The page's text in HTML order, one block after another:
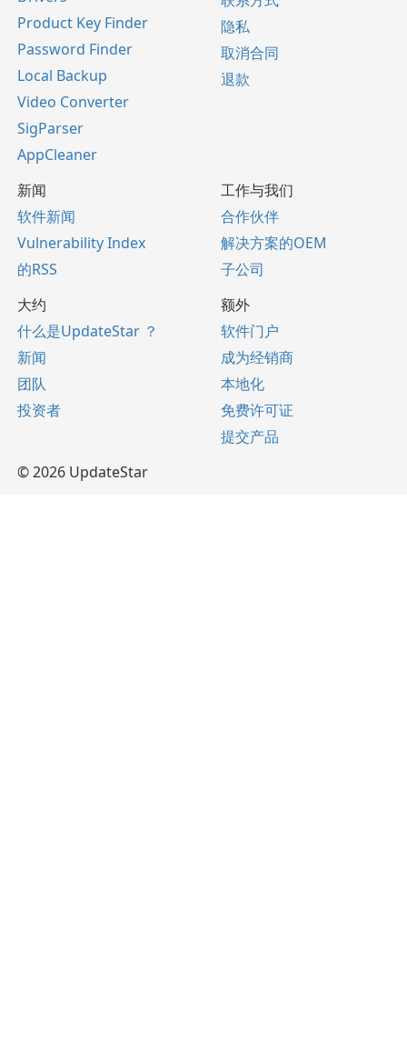
Product Key Finder
Password Finder
Local Backup
Video Converter
SigParser
AppCleaner
隐私
取消合同
退款
新闻
软件新闻
Vulnerability Index
的RSS
工作与我们
合作伙伴
解决方案的OEM
子公司
大约
什么是UpdateStar ？
新闻
团队
投资者
额外
软件门户
成为经销商
本地化
免费许可证
提交产品
© 2026 UpdateStar